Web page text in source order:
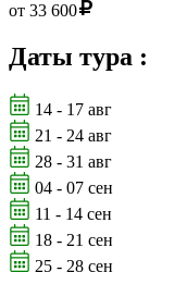
от 33 600
Даты тура :
14 - 17 авг
21 - 24 авг
28 - 31 авг
04 - 07 сен
11 - 14 сен
18 - 21 сен
25 - 28 сен